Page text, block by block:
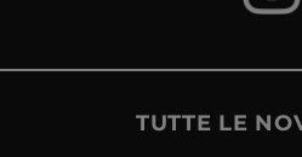
TUTTE LE